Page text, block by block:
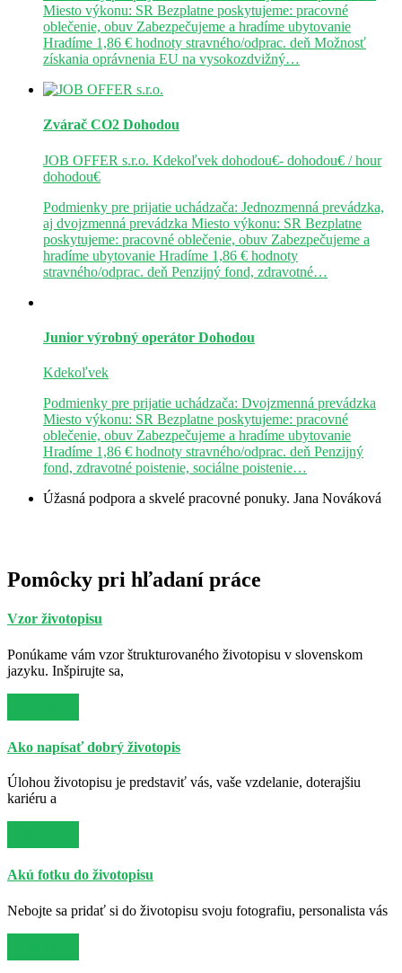
Miesto výkonu: SR Bezplatne poskytujeme: pracovné
oblečenie, obuv Zabezpečujeme a hradíme ubytovanie
Hradíme 1,86 € hodnoty stravného/odprac. deň Možnosť
získania oprávnenia EU na vysokozdvižný…
Zvárač CO2 Dohodou
JOB OFFER s.r.o. Kdekoľvek dohodou€- dohodou€ / hour
dohodou€
Podmienky pre prijatie uchádzača: Jednozmenná prevádzka,
aj dvojzmenná prevádzka Miesto výkonu: SR Bezplatne
poskytujeme: pracovné oblečenie, obuv Zabezpečujeme a
hradíme ubytovanie Hradíme 1,86 € hodnoty
stravného/odprac. deň Penzijný fond, zdravotné…
Junior výrobný operátor Dohodou
Kdekoľvek
Podmienky pre prijatie uchádzača: Dvojzmenná prevádzka
Miesto výkonu: SR Bezplatne poskytujeme: pracovné
oblečenie, obuv Zabezpečujeme a hradíme ubytovanie
Hradíme 1,86 € hodnoty stravného/odprac. deň Penzijný
fond, zdravotné poistenie, sociálne poistenie…
Úžasná podpora a skvelé pracovné ponuky. Jana Nováková
Pomôcky pri hľadaní práce
Vzor životopisu
Ponúkame vám vzor štrukturovaného životopisu v slovenskom
jazyku. Inšpirujte sa,
Ako napísať dobrý životopis
Úlohou životopisu je predstaviť vás, vaše vzdelanie, doterajšiu
kariéru a
Akú fotku do životopisu
Nebojte sa pridať si do životopisu svoju fotografiu, personalista vás